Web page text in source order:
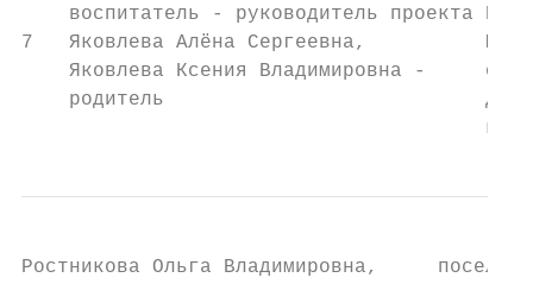
воспитатель - руководитель проекта
7   Яковлева Алёна Сергеевна,
Яковлева Ксения Владимировна -
родитель
Ростникова Ольга Владимировна,